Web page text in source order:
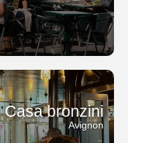
Casa bronzini
Avignon